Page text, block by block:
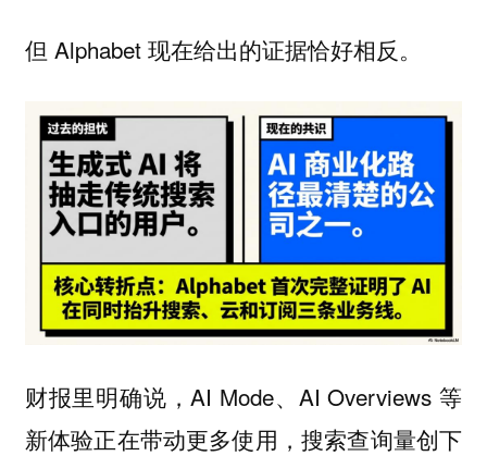
但 Alphabet 现在给出的证据恰好相反。
财报里明确说，AI Mode、AI Overviews 等
新体验正在带动更多使用，搜索查询量创下